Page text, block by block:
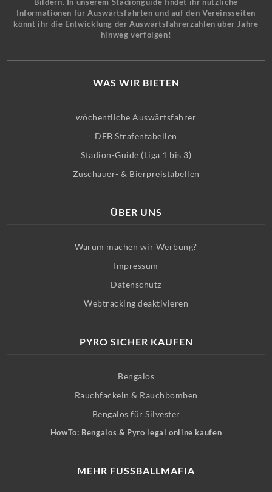
Bildern. In unserem Stadionguide findet ihr nützliche
Informationen für Auswärtsfahrten und auf den Vereinsseiten
könnt ihr die Entwicklung der Auswärtsfahrerzahlen über Jahre
hinweg verfolgen!
WAS WIR BIETEN
wöchentliche Auswärtsfahrer
DFB Strafentabellen
Stadion-Guide (Liga 1 bis 3)
Zuschauer- & Bierpreistabellen
ÜBER UNS
Warum machen wir Werbung?
Impressum
Datenschutz
Webtracking deaktivieren
PYRO SICHER KAUFEN
Bengalos
Rauchfackeln & Rauchbomben
Bengalos für Silvester
HowTo: Bengalos & Pyro legal online kaufen
MEHR FUSSBALLMAFIA